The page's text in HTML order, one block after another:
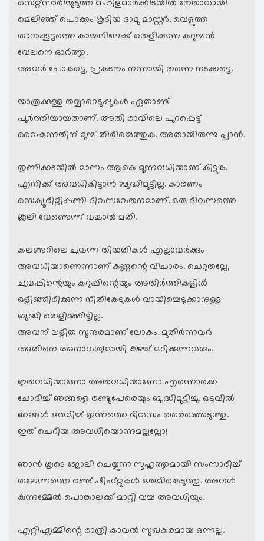
സെറ്റ്സാരിയുടുത്ത മഹിളമാര്‍ക്കിടയില്‍ നേതാവായി
മെലിഞ്ഞ് പൊക്കം കൂടിയ ദാമു മാസ്റ്റര്‍. വെളുത്ത
താറാക്കൂട്ടത്തെ കായലിലേക്ക് തെളിക്കുന്ന കറുമ്പന്‍
വേലനെ ഓര്‍ത്തു.
അവര്‍ പോകട്ടെ, പ്രകടനം നന്നായി തന്നെ നടക്കട്ടെ.
യാത്രക്കുള്ള തയ്യാറെടുപ്പുകള്‍ ഏതാണ്ട്
പൂര്‍ത്തിയായതാണ്. അതി രാവിലെ പുറപ്പെട്ട്
വൈകുന്നതിന് മുമ്പ് തിരിച്ചെത്തുക. അതായിരുന്നു പ്ലാന്‍.
തുണിക്കടയില്‍ മാസം ആകെ മൂന്നവധിയാണ് കിട്ടുക.
എനിക്ക് അവധികിട്ടാന്‍ ബുദ്ധിമുട്ടില്ല. കാരണം
സെക്യൂരിറ്റിപ്പണി ദിവസവേതനമാണ്. ഒരു ദിവസത്തെ
കൂലി വേണ്ടെന്ന് വച്ചാല്‍ മതി.
കലണ്ടറിലെ ചുവന്ന തിയതികള്‍ എല്ലാവര്‍ക്കും
അവധിയാണെന്നാണ് കണ്ണന്റെ വിചാരം. ചെറുതല്ലേ,
ചുവപ്പിന്റെയും കറുപ്പിന്റെയും അതിര്‍ത്തികളില്‍
ഒളിഞ്ഞിരിക്കുന്ന നീതികേടുകള്‍ വായിച്ചെടുക്കാനുള്ള
ബുദ്ധി തെളിഞ്ഞിട്ടില്ല.
അവന് ലളിത സുന്ദരമാണ് ലോകം. മുതിര്‍ന്നവര്‍
അതിനെ അനാവശ്യമായി കുഴച്ച് മറിക്കുന്നവരും.
ഇതവധിയാണോ അതവധിയാണോ എന്നൊക്കെ
ചോദിച്ച് ഞങ്ങളെ രണ്ടുപേരെയും ബുദ്ധിമുട്ടിച്ചു. ഒടുവില്‍
ഞങ്ങള്‍ ഒരുമിച്ച് ഇന്നത്തെ ദിവസം തെരഞ്ഞെടുത്തു.
ഇത് ചെറിയ അവധിയൊന്നുമല്ലല്ലോ!
ഞാന്‍ കൂടെ ജോലി ചെയ്യുന്ന സുഹൃത്തുമായി സംസാരിച്ച്
തലേന്നത്തെ രണ്ട് ഷിഫ്റ്റുകള്‍ ഒരുമിച്ചെടുത്തു. അവള്‍
കുന്നുമ്മേല്‍ പൊങ്കാലക്ക് മാറ്റി വച്ച അവധിയും.
എറ്റിഎമ്മിന്റെ രാത്രി കാവല്‍‌ സുഖകരമായ ഒന്നല്ല.